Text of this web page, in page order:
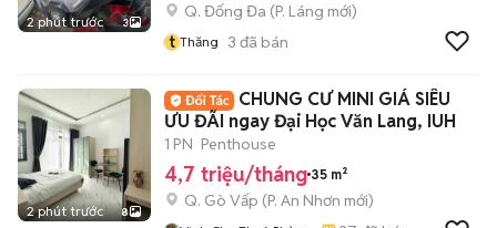
2 phút trước 3
Q. Đống Đa (P. Láng mới)
t Thăng 3 đã bán
2 phút trước 8
CHUNG CƯ MINI GIÁ SIÊU
ƯU ĐÃI ngay Đại Học Văn Lang, IUH
1 PN Penthouse
4,7 triệu/tháng 35 m²
Q. Gò Vấp (P. An Nhơn mới)